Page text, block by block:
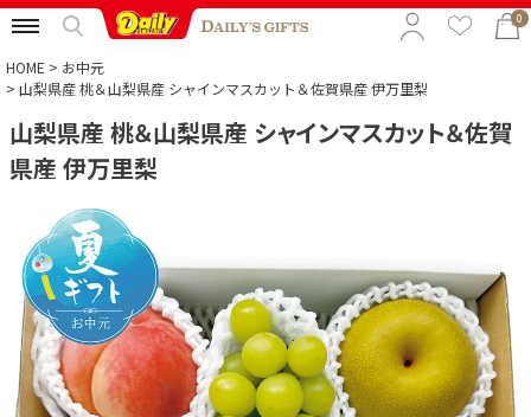
0
特集から選ぶ
予算から選ぶ
カテゴリから選ぶ
贈る相手から選ぶ
HOME
お中元
山梨県産 桃＆山梨県産 シャインマスカット＆佐賀県産 伊万里梨
山梨県産 桃＆山梨県産 シャインマスカット＆佐賀
県産 伊万里梨